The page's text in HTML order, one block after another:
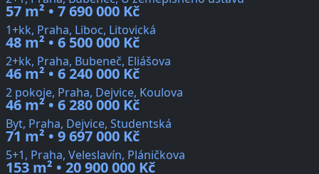
57 m² • 7 690 000 Kč
1+kk, Praha, Liboc, Litovická
48 m² • 6 500 000 Kč
2+kk, Praha, Bubeneč, Eliášova
46 m² • 6 240 000 Kč
2 pokoje, Praha, Dejvice, Koulova
46 m² • 6 280 000 Kč
Byt, Praha, Dejvice, Studentská
71 m² • 9 697 000 Kč
5+1, Praha, Veleslavín, Pláničkova
153 m² • 20 900 000 Kč